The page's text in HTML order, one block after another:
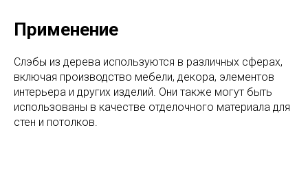
Применение
Слэбы из дерева используются в различных сферах,
включая производство мебели, декора, элементов
интерьера и других изделий. Они также могут быть
использованы в качестве отделочного материала для
стен и потолков.